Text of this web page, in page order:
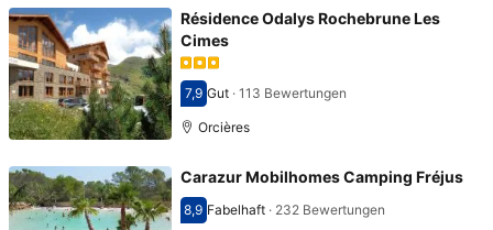
Résidence Odalys Rochebrune Les
Cimes
Bewertet mit 7,9
7,9 Gut· 113 Bewertungen
Orcières
Carazur Mobilhomes Camping Fréjus
Bewertet mit 8,9
8,9 Fabelhaft· 232 Bewertungen